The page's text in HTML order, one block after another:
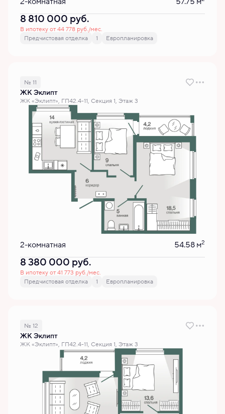
8 810 000 руб.
В ипотеку от 44 778 руб./мес.
Предчистовая отделка
1 Европланировка
№ 11
ЖК Эклипт
ЖК «Эклипт», ГП42.4-11, Секция 1, Этаж 3
2-комнатная 54.58 м2
8 380 000 руб.
В ипотеку от 41 773 руб./мес.
Предчистовая отделка
1 Европланировка
№ 12
ЖК Эклипт
ЖК «Эклипт», ГП42.4-11, Секция 1, Этаж 3